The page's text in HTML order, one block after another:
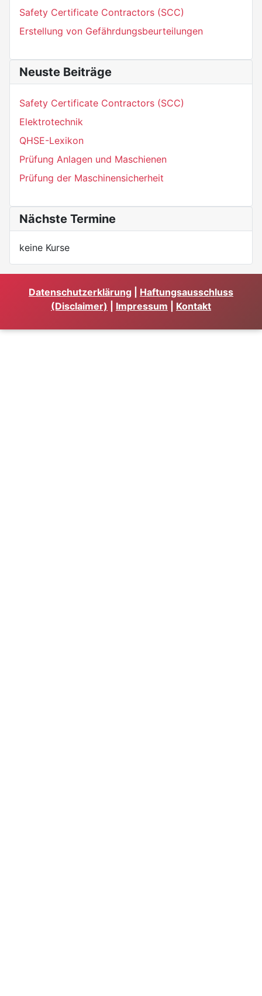
Safety Certificate Contractors (SCC)
Erstellung von Gefährdungsbeurteilungen
Neuste Beiträge
Safety Certificate Contractors (SCC)
Elektrotechnik
QHSE-Lexikon
Prüfung Anlagen und Maschienen
Prüfung der Maschinensicherheit
Nächste Termine
keine Kurse
Datenschutzerklärung
Haftungsausschluss
(Disclaimer)
Impressum Kontakt